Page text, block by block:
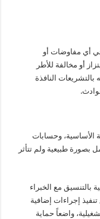
أي مفاوضات أو
أو مخالفة للأطر
بالتشريعات النافذة
الأساسية، وحسابات
بصورة طبيعية ولم تتأثر
بالتنسيق مع الخبراء
تنفيذ إجراءات إضافية
واضعاً حماية